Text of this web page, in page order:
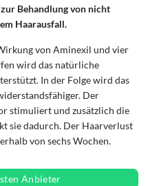
Behandlung von nicht
Haarausfall.
von Aminexil und vier
wird das natürliche
In der Folge wird das
Der
stimuliert und zusätzlich die
sie dadurch. Der Haarverlust
von sechs Wochen.
Anbieter